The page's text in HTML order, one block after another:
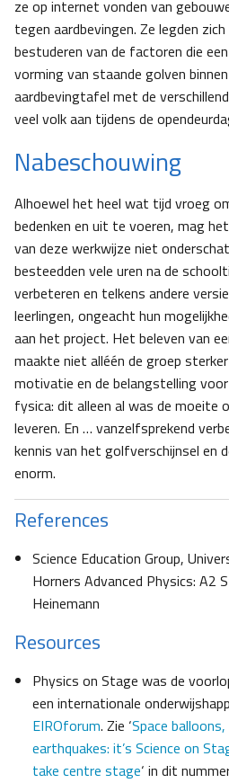
ze op internet vonden van
tegen aardbevingen. Ze legden
bestuderen van de factoren die
vorming van staande golven
aardbevingtafel met de
veel volk aan tijdens de
Nabeschouwing
Alhoewel het heel wat tijd vroeg
bedenken en uit te voeren, mag
van deze werkwijze niet
besteedden vele uren na de
verbeteren en telkens andere
leerlingen, ongeacht hun
aan het project. Het beleven van
maakte niet alléén de groep
motivatie en de belangstelling
fysica: dit alleen al was de moeite
leveren. En … vanzelfsprekend
kennis van het golfverschijnsel en
enorm.
References
Science Education Group,
Horners Advanced Physics: A2
Heinemann
Resources
Physics on Stage was de
een internationale
EIROforum. Zie ‘Space
earthquakes: it’s Science on
take centre stage‘ in dit